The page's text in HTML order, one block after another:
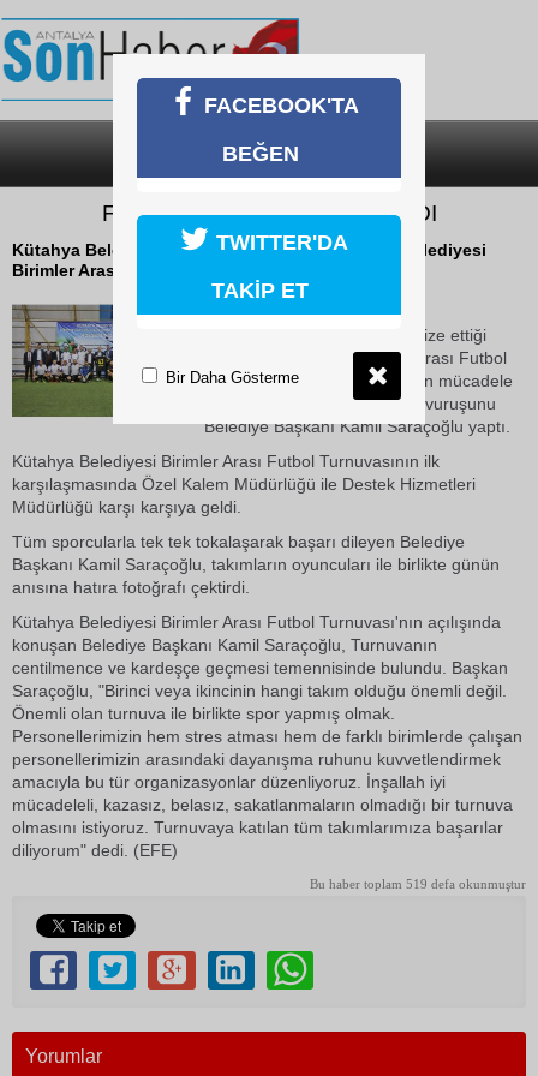
SON DAKİKA
FUTBOL TURNUVASI BAŞLADI
Kütahya Belediyesi'nin organize ettiği Kütahya Belediyesi
Birimler Arası Futbol Turnuvası başladı.
17 Ekim 2018 Çarşamba 11:48
Kütahya Belediyesi'nin organize ettiği
Kütahya Belediyesi Birimler Arası Futbol
Turnuvası başladı. 16 Takımın mücadele
edeceği turnuvanın başlama vuruşunu
Belediye Başkanı Kamil Saraçoğlu yaptı.
Kütahya Belediyesi Birimler Arası Futbol Turnuvasının ilk
karşılaşmasında Özel Kalem Müdürlüğü ile Destek Hizmetleri
Müdürlüğü karşı karşıya geldi.
Tüm sporcularla tek tek tokalaşarak başarı dileyen Belediye
Başkanı Kamil Saraçoğlu, takımların oyuncuları ile birlikte günün
anısına hatıra fotoğrafı çektirdi.
Kütahya Belediyesi Birimler Arası Futbol Turnuvası'nın açılışında
konuşan Belediye Başkanı Kamil Saraçoğlu, Turnuvanın
centilmence ve kardeşçe geçmesi temennisinde bulundu. Başkan
Saraçoğlu, "Birinci veya ikincinin hangi takım olduğu önemli değil.
Önemli olan turnuva ile birlikte spor yapmış olmak.
Personellerimizin hem stres atması hem de farklı birimlerde çalışan
personellerimizin arasındaki dayanışma ruhunu kuvvetlendirmek
amacıyla bu tür organizasyonlar düzenliyoruz. İnşallah iyi
mücadeleli, kazasız, belasız, sakatlanmaların olmadığı bir turnuva
olmasını istiyoruz. Turnuvaya katılan tüm takımlarımıza başarılar
diliyorum" dedi. (EFE)
Bu haber toplam 519 defa okunmuştur
Yorumlar
FACEBOOK'TA
BEĞEN
TWITTER'DA
TAKİP ET
Bir Daha Gösterme